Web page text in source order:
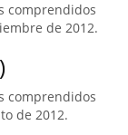
comprendidos
de 2012.
comprendidos
de 2012.